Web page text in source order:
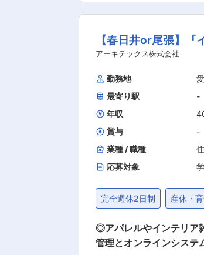
祝休み（工場カレンダ
どなく（5時間程度）就業環境を意識して就業され
【春日井or尾張】
アーキテックス株式会社
勤務地
最寄り駅
-
年収
賞与
-
業種 / 職種
応募対象
完全週休2日制 産休・
◎アパレルやインテリア
管理とオンラインシステムやタブレットを導入 ■概要 1998年の創業から